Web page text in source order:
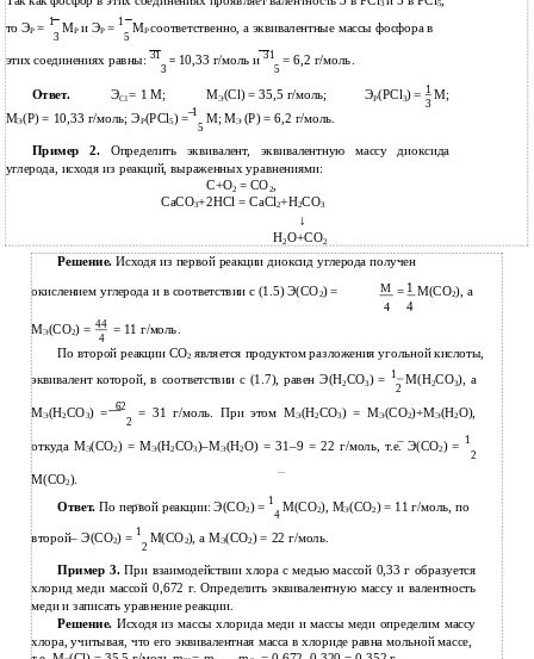
3 5
то ЭР= 1
3
МР и ЭР = 1
5
МРсоответственно, а эквивалентные массы фосфора в
этих соединениях равны: 31
3
= 10,33 г/моль и 31
5
= 6,2 г/моль.
Ответ. ЭCl= 1 M; MЭ(Cl) = 35,5 г/моль; ЭР(PCl3) = 1 M;
3
МЭ(Р) = 10,33 г/моль; ЭР(PCl5) =1
5
M; MЭ (P) = 6,2 г/моль.
Пример 2. Определить эквивалент, эквивалентную массу диоксида
углерода, исходя из реакций, выраженных уравнениями:
C+O2 = CO2,
CaCO3+2HCl = CaCl2+H2CO3
↓
Н2О+СО2
Решение.Исходя из первой реакции диоксид углерода получен
окислением углерода и в соответствии с (1.5) Э(СО2) = M = 1 М(СО2), а
4 4
МЭ(СО2) = 44 = 11 г/моль.
4
По второй реакции СО2 является продуктом разложения угольной кислоты,
эквивалент которой, в соответствии с (1.7), равен Э(Н2СО3) =
1
2
М(Н2СО3), а
МЭ(Н2СО3) =62
2
= 31 г/моль. При этом МЭ(Н2СО3) = МЭ(СО2)+МЭ(Н2О),
откуда МЭ(СО2) = МЭ(Н2СО3)–МЭ(Н2О) = 31–9 = 22 г/моль, т.е. Э(СО2) =
1
2
М(СО2).
Ответ.По первой реакции: Э(СО2) = 1
4
М(СО2), МЭ(СО2) = 11 г/моль, по
второй– Э(СО2) = 1
2
М(СО2), а МЭ(СО2) = 22 г/моль.
Пример 3.При взаимодействии хлора с медью массой 0,33 г образуется
хлорид меди массой 0,672 г. Определить эквивалентную массу и валентность
меди и записать уравнение реакции.
Решение. Исходя из массы хлорида меди и массы меди определим массу
хлора, учитывая, что его эквивалентная масса в хлориде равна мольной массе,